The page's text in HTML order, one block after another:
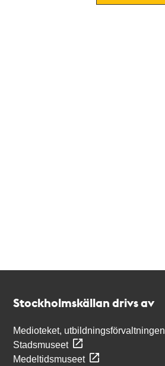
Stockholmskällan drivs av
Medioteket, utbildningsförvaltningen
Stadsmuseet
Medeltidsmuseet